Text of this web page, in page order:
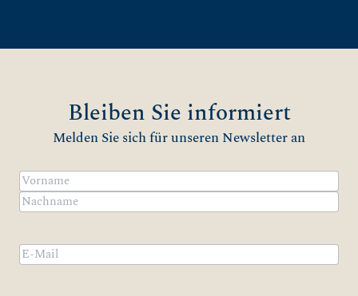
Bleiben Sie informiert
Melden Sie sich für unseren Newsletter an
Name(erforderlich)
Vorname